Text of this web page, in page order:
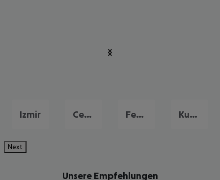
Izmir Cesme Fethiye Kusadasi
Next
Unsere Empfehlungen